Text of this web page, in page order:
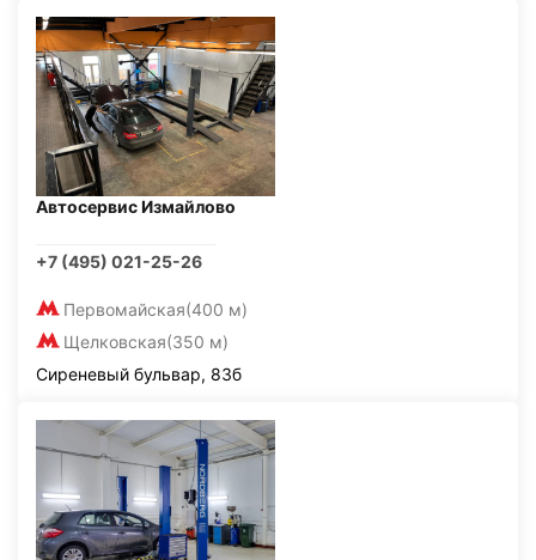
Автосервис Измайлово
+7 (495) 021-25-26
Первомайская(400 м)
Щелковская(350 м)
Сиреневый бульвар, 83б